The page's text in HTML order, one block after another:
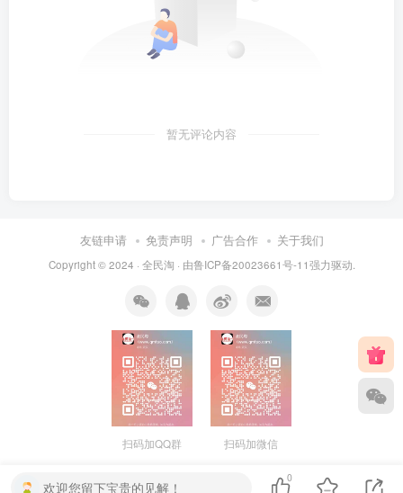
暂无评论内容
友链申请 免责声明 广告合作 关于我们
Copyright © 2024 · 全民淘 · 由鲁ICP备20023661号-11强力驱动.
扫码加QQ群 扫码加微信
欢迎您留下宝贵的见解！
0